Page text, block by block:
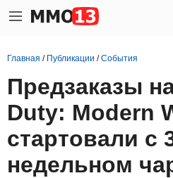
Главная / Публикации /События
Предзаказы
Duty: Modern
стартовали с
недельном